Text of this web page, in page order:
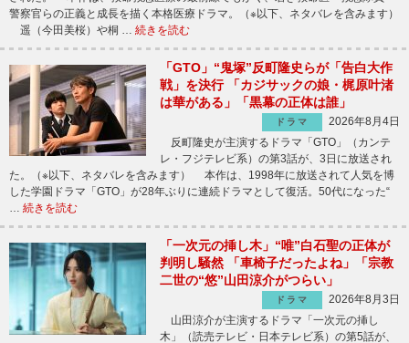
警察官らの正義と成長を描く本格医療ドラマ。（※以下、ネタバレを含みます）
遥（今田美桜）や桐 … 続きを読む
「GTO」“鬼塚”反町隆史らが「告白大作
戦」を決行 「カジサックの娘・梶原叶渚
は華がある」「黒幕の正体は誰」
ドラマ
2026年8月4日
反町隆史が主演するドラマ「GTO」（カンテ
レ・フジテレビ系）の第3話が、3日に放送され
た。（※以下、ネタバレを含みます） 本作は、1998年に放送されて人気を博
した学園ドラマ「GTO」が28年ぶりに連続ドラマとして復活。50代になった“
… 続きを読む
「一次元の挿し木」“唯”白石聖の正体が
判明し騒然 「車椅子だったよね」「宗教
二世の“悠”山田涼介がつらい」
ドラマ
2026年8月3日
山田涼介が主演するドラマ「一次元の挿し
木」（読売テレビ・日本テレビ系）の第5話が、